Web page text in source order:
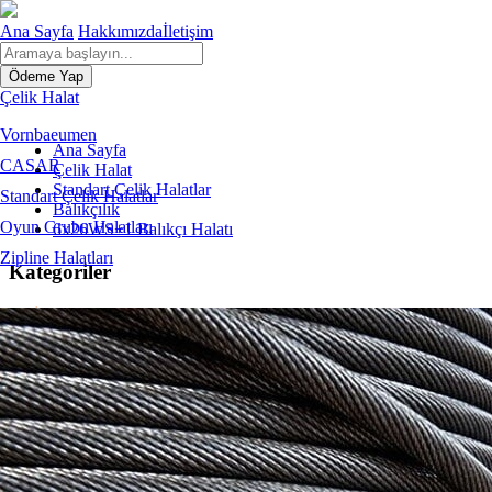
Ana Sayfa Hakkımızdaİletişim
Ödeme Yap
Çelik Halat
Vornbaeumen
CASAR
Standart Çelik Halatlar
Oyun Grubu Halatları
Zipline Halatları
Ana Sayfa
Çelik Halat
Standart Çelik Halatlar
Balıkçılık
6x26WS+1 Balıkçı Halatı
Kategoriler
Çelik Halat
Vornbaeumen
CASAR
Standart Çelik Halatlar
Çelik
Paslanmaz
PVC Kaplı